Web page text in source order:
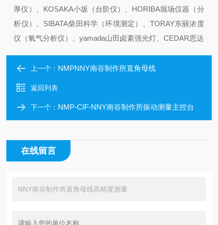
厚仪）、KOSAKA小坂（台阶仪）、HORIBA堀场仪器（分
析仪）、SIBATA柴田科学（环境测定）、TORAY东丽浓度
仪（氧气分析仪）、yamada山田卤素强光灯、CEDAR思达
上一个： NMPNNY南谷制作所直角母线
返回列表
下一个： NMP-CIF-NNY南谷制作所振动测量主控台
在线留言